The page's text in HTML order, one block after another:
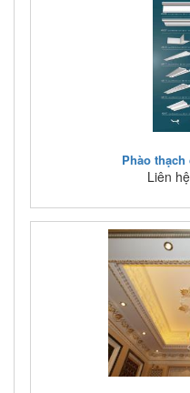
Liên hệ: 0167
Phào thạch cao hoa
Phào thạch
Liên
HVTC02
Liên hệ: 0167
Phào thạch cao ASIA